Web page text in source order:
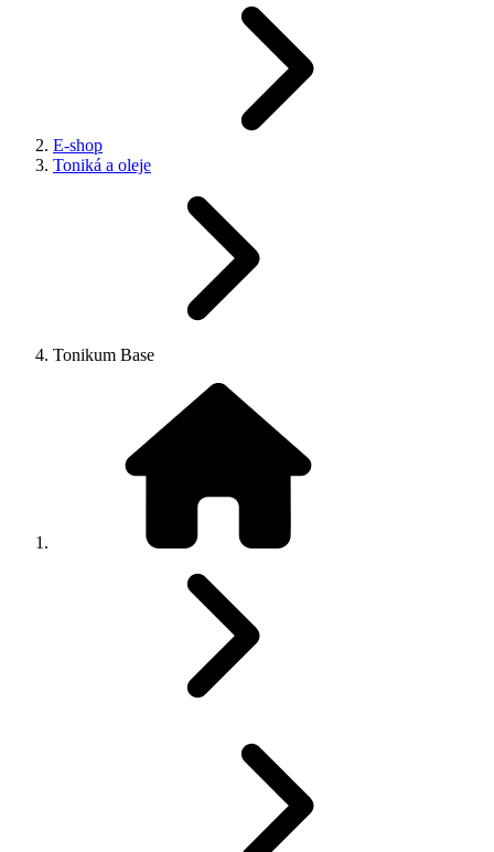
E-shop
Toniká a oleje
Tonikum Base